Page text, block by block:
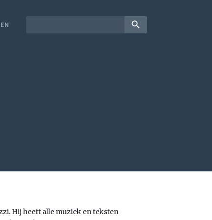
search
Hij heeft alle muziek en teksten